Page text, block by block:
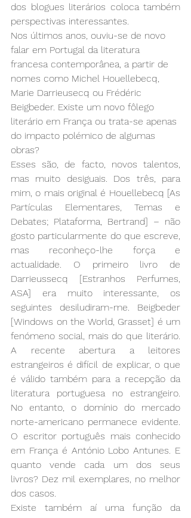
dos blogues literários coloca também
perspectivas interessantes.
Nos últimos anos, ouviu-se de novo
falar em Portugal da literatura
francesa contemporânea, a partir de
nomes como Michel Houellebecq,
Marie Darrieusecq ou Frédéric
Beigbeder. Existe um novo fôlego
literário em França ou trata-se apenas
do impacto polémico de algumas
obras?
Esses são, de facto, novos talentos,
mas muito desiguais. Dos três, para
mim, o mais original é Houellebecq [As
Partículas Elementares, Temas e
Debates; Plataforma, Bertrand] – não
gosto particularmente do que escreve,
mas reconheço-lhe força e
actualidade. O primeiro livro de
Darrieussecq [Estranhos Perfumes,
ASA] era muito interessante, os
seguintes desiludiram-me. Beigbeder
[Windows on the World, Grasset] é um
fenómeno social, mais do que literário.
A recente abertura a leitores
estrangeiros é difícil de explicar, o que
é válido também para a recepção da
literatura portuguesa no estrangeiro.
No entanto, o domínio do mercado
norte-americano permanece evidente.
O escritor português mais conhecido
em França é António Lobo Antunes. E
quanto vende cada um dos seus
livros? Dez mil exemplares, no melhor
dos casos.
Existe também aí uma função da